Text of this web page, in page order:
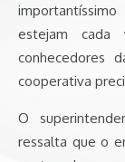
estejam cada
conhecedores
cooperativa
O
ressalta que o